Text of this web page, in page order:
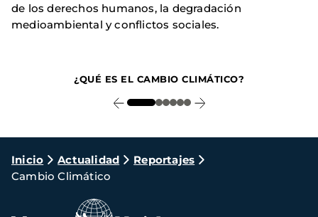
de los derechos humanos, la degradación
medioambiental y conflictos sociales.
¿QUÉ ES EL CAMBIO CLIMÁTICO?
Ruta
de
navegación
Inicio Actualidad
Reportajes
Cambio Climático